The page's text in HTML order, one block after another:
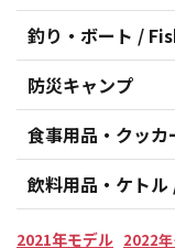
釣り・ボート /
防災キャンプ
食事用品・クッ
飲料用品・ケト
2021年モデル 2022